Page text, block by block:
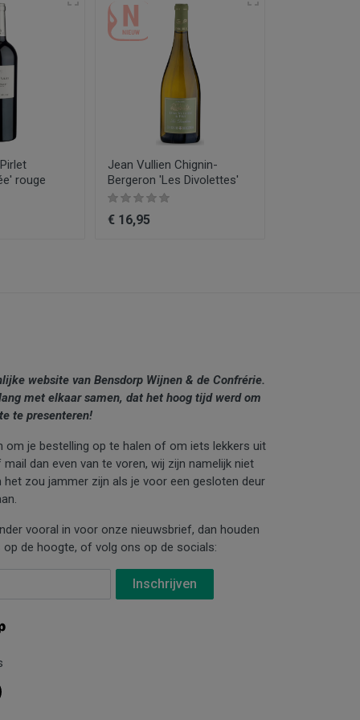
rouge
Jean Vullien Chignin-
Bergeron 'Les Divolettes'
€ 16,95
website van Bensdorp Wijnen & de Confrérie.
met elkaar samen, dat het hoog tijd werd om
te presenteren!
om je bestelling op te halen of om iets lekkers uit
dan even van te voren, wij zijn namelijk niet
het zou jammer zijn als je voor een gesloten deur
vooral in voor onze nieuwsbrief, dan houden
op de hoogte, of volg ons op de socials: